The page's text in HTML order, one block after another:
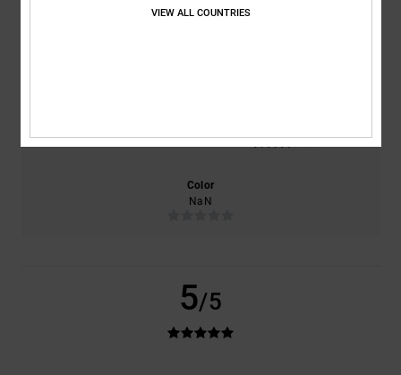
Demasiado pequeñoDemasiado grande
Color
NaN
5/5
VIEW ALL COUNTRIES